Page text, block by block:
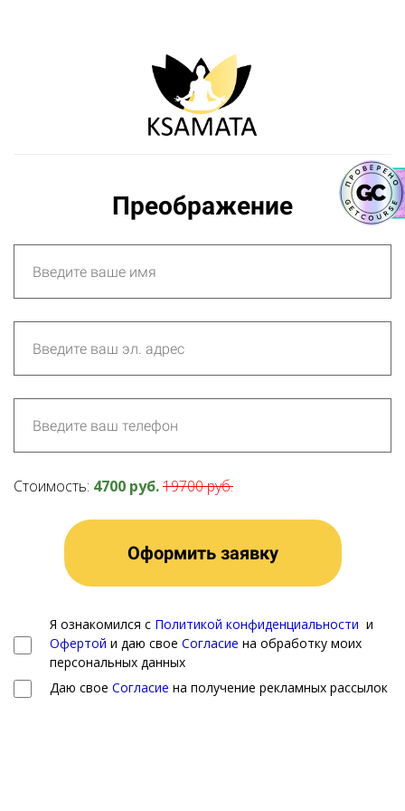
Преображение
Стоимость: 4700 руб.19700 руб.
Оформить заявку
Я ознакомился с Политикой конфиденциальности и
Офертой и даю свое Согласие на обработку моих
персональных данных
Даю свое Согласие на получение рекламных рассылок